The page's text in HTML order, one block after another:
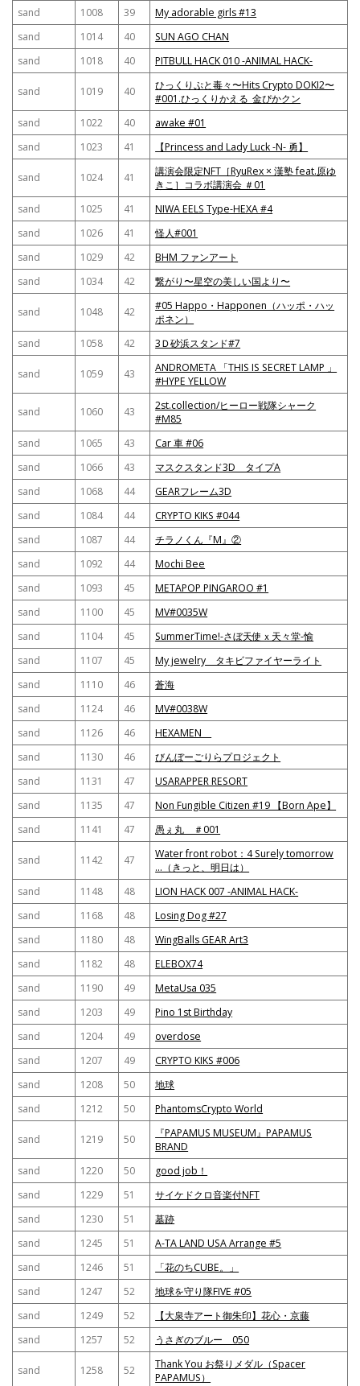
sand 1008 39
My adorable girls #13
sand
1014 40
SUN AGO CHAN
sand
1018 40 PITBULL HACK 010 -ANIMAL HACK-
sand 1019 40
ひっくりぷと毒々〜Hits Crypto DOKI2〜
#001.ひっくりかえる_金ぴかクン
sand
1022 40
awake #01
sand
1023 41 【Princess and Lady Luck -N- 勇】
sand 1024 41
講演会限定NFT［RyuRex × 漢塾 feat.原ゆ
きこ］コラボ講演会 ＃01
sand
1025 41
NIWA EELS Type-HEXA #4
sand
1026 41
怪人#001
sand
1029 42
BHM ファンアート
sand
1034 42 繋がり〜星空の美しい国より〜
sand 1048 42
#05 Happo・Happonen（ハッポ・ハッ
ポネン）
sand
1058 42 3Ｄ砂浜スタンド#7
sand 1059 43
ANDROMETA 「THIS IS SECRET LAMP 」
#HYPE YELLOW
sand 1060 43
2st.collection/ヒーロー戦隊シャーク
#M85
sand
1065 43
Car 車 #06
sand
1066 43
マスクスタンド3D タイプA
sand
1068 44
GEARフレーム3D
sand
1084 44
CRYPTO KIKS #044
sand
1087 44
チラノくん『M』②
sand
1092 44
Mochi Bee
sand
1093 45
METAPOP PINGAROO #1
sand
1100 45
MV#0035W
sand
1104 45
SummerTime!-さぼ天使ｘ天々堂-愉
sand
1107 45
My jewelry タキビファイヤーライト
sand
1110 46
蒼海
sand
1124 46
MV#0038W
sand
1126 46
HEXAMEN
sand
1130 46
びんぼーごりらプロジェクト
sand
1131 47
USARAPPER RESORT
sand
1135 47
Non Fungible Citizen #19 【Born Ape】
sand
1141 47 愚ぇ丸 ＃001
sand 1142 47
Water front robot：4 Surely tomorrow
…（きっと、明日は）
sand
1148 48
LION HACK 007 -ANIMAL HACK-
sand
1168 48
Losing Dog #27
sand
1180 48
WingBalls GEAR Art3
sand
1182 48
ELEBOX74
sand
1190 49
MetaUsa 035
sand
1203 49
Pino 1st Birthday
sand
1204 49
overdose
sand
1207 49
CRYPTO KIKS #006
sand
1208 50
地球
sand
1212 50 PhantomsCrypto World
sand 1219 50
『PAPAMUS MUSEUM』PAPAMUS
BRAND
sand
1220 50
good job！
sand
1229 51
サイケドクロ音楽付NFT
sand
1230 51
墓跡
sand
1245 51
A-TA LAND USA Arrange #5
sand
1246 51
「花のちCUBE。」
sand
1247 52
地球を守り隊FIVE #05
sand
1249 52
【大泉寺アート御朱印】花心・京藤
sand
1257 52 うさぎのブルー 050
sand 1258 52
Thank You お祭りメダル（Spacer
PAPAMUS）